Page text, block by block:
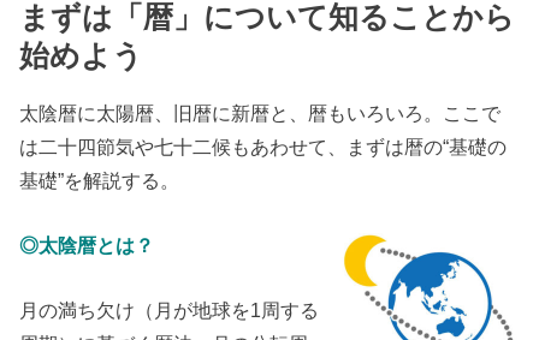
まずは「暦」について知ることから
始めよう
太陰暦に太陽暦、旧暦に新暦と、暦もいろいろ。ここで
は二十四節気や七十二候もあわせて、まずは暦の“基礎の
基礎”を解説する。
◎太陰暦とは？
月の満ち欠け（月が地球を1周する